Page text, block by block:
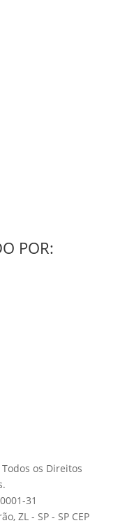
POR:
os Direitos
31
ZL - SP - SP CEP